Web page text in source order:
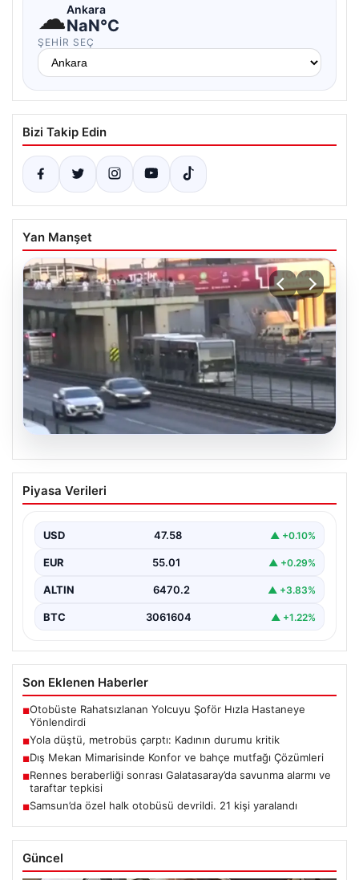
☁Ankara
NaN°C
ŞEHIR SEÇ
Bizi Takip Edin
Yan Manşet
04.08.2026
Yola düştü, metrobüs çarptı: Kadının
durumu kritik
Piyasa Verileri
USD 47.58 ▲ +0.10%
EUR 55.01 ▲ +0.29%
ALTIN 6470.2 ▲ +3.83%
BTC 3061604 ▲ +1.22%
Son Eklenen Haberler
■Otobüste Rahatsızlanan Yolcuyu Şoför Hızla Hastaneye
Yönlendirdi
■Yola düştü, metrobüs çarptı: Kadının durumu kritik
■Dış Mekan Mimarisinde Konfor ve bahçe mutfağı Çözümleri
■Rennes beraberliği sonrası Galatasaray’da savunma alarmı ve
taraftar tepkisi
■Samsun’da özel halk otobüsü devrildi. 21 kişi yaralandı
Güncel